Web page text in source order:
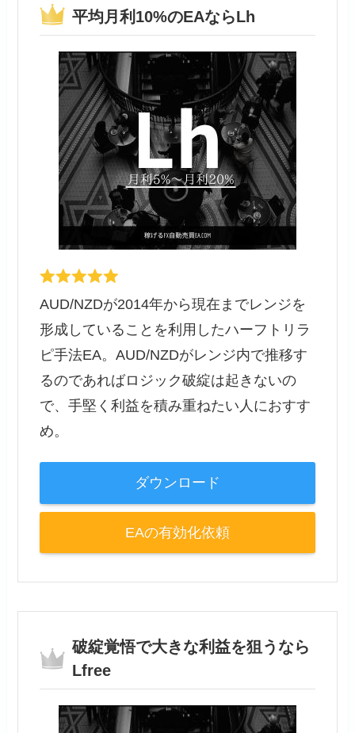
平均月利10%のEAならLh
AUD/NZDが2014年から現在までレンジを
形成していることを利用したハーフトリラ
ピ手法EA。AUD/NZDがレンジ内で推移す
るのであればロジック破綻は起きないの
で、手堅く利益を積み重ねたい人におすす
め。
ダウンロード
EAの有効化依頼
破綻覚悟で大きな利益を狙うなら
Lfree